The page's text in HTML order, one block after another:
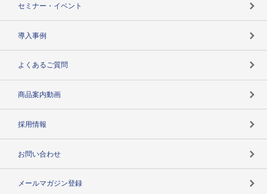
セミナー・イベント
導入事例
よくあるご質問
商品案内動画
採用情報
お問い合わせ
メールマガジン登録